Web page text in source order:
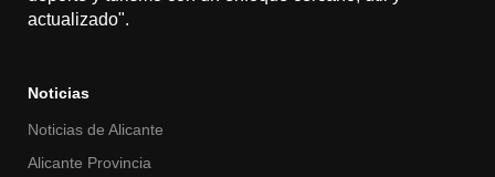
actualizado".
Noticias
Noticias de Alicante
Alicante Provincia